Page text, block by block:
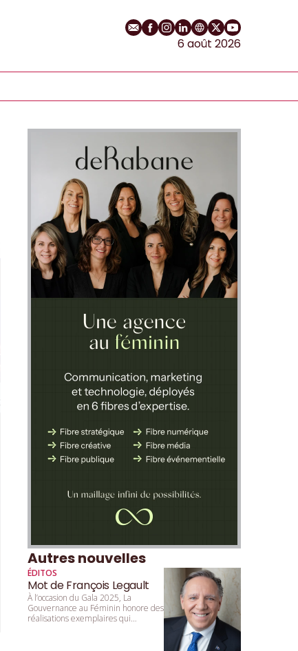
E-mailProfil Facebook
Profil Instagram
Profil LinkedIn
Site web
Profil Twitter
Chaîne
6 août 2026
Autres nouvelles
ÉDITOS
Mot de François Legault
À l’occasion du Gala 2025, La
Gouvernance au Féminin honore des
réalisations exemplaires qui